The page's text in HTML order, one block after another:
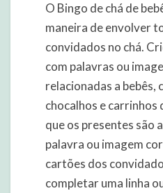
O Bingo de chá de
maneira de envolver
convidados no chá.
com palavras ou
relacionadas a bebês,
chocalhos e carrinhos
que os presentes são
palavra ou imagem
cartões dos
completar uma linha